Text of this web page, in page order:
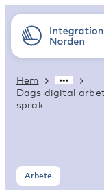
Hem
Dags digital
sprak
Arbete